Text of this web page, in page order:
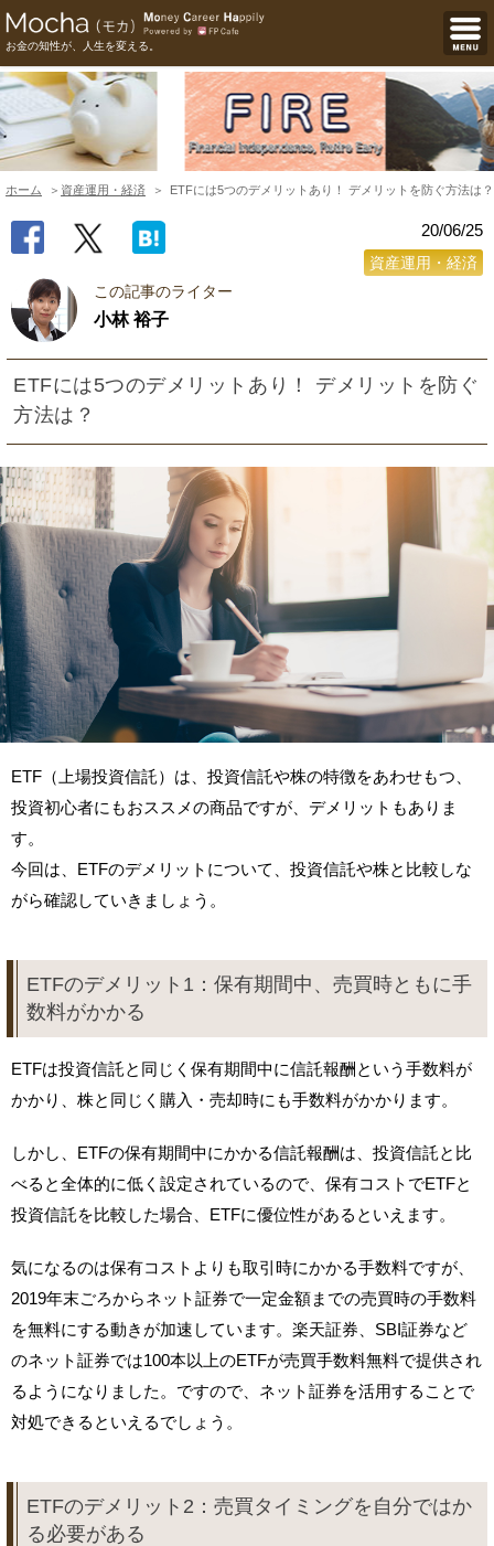
お金の知性が、人生を変える。
ホーム 資産運用・経済 ETFには5つのデメリットあり！ デメリットを防ぐ方法は？
20/06/25
資産運用・経済
この記事のライター
小林 裕子
ETFには5つのデメリットあり！ デメリットを防ぐ
方法は？
ETF（上場投資信託）は、投資信託や株の特徴をあわせもつ、
投資初心者にもおススメの商品ですが、デメリットもありま
す。
今回は、ETFのデメリットについて、投資信託や株と比較しな
がら確認していきましょう。
ETFのデメリット1：保有期間中、売買時ともに手
数料がかかる
ETFは投資信託と同じく保有期間中に信託報酬という手数料が
かかり、株と同じく購入・売却時にも手数料がかかります。
しかし、ETFの保有期間中にかかる信託報酬は、投資信託と比
べると全体的に低く設定されているので、保有コストでETFと
投資信託を比較した場合、ETFに優位性があるといえます。
気になるのは保有コストよりも取引時にかかる手数料ですが、
2019年末ごろからネット証券で一定金額までの売買時の手数料
を無料にする動きが加速しています。楽天証券、SBI証券など
のネット証券では100本以上のETFが売買手数料無料で提供され
るようになりました。ですので、ネット証券を活用することで
対処できるといえるでしょう。
ETFのデメリット2：売買タイミングを自分ではか
る必要がある